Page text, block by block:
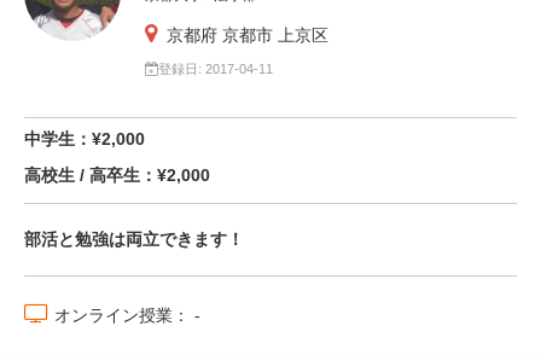
京都府 京都市 上京区
登録日: 2017-04-11
中学生：¥2,000
高校生 / 高卒生：¥2,000
部活と勉強は両立できます！
オンライン授業： -